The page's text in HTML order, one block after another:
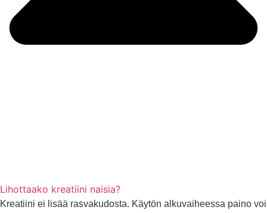
Lihottaako kreatiini naisia?
Kreatiini ei lisää rasvakudosta. Käytön alkuvaiheessa paino voi